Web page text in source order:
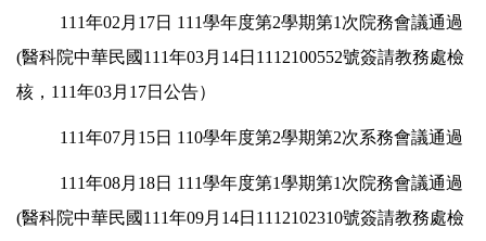
111年02月17日 111學年度第2學期第1次院務會議通過
(醫科院中華民國111年03月14日1112100552號簽請教務處檢
核，111年03月17日公告）
111年07月15日 110學年度第2學期第2次系務會議通過
111年08月18日 111學年度第1學期第1次院務會議通過
(醫科院中華民國111年09月14日1112102310號簽請教務處檢